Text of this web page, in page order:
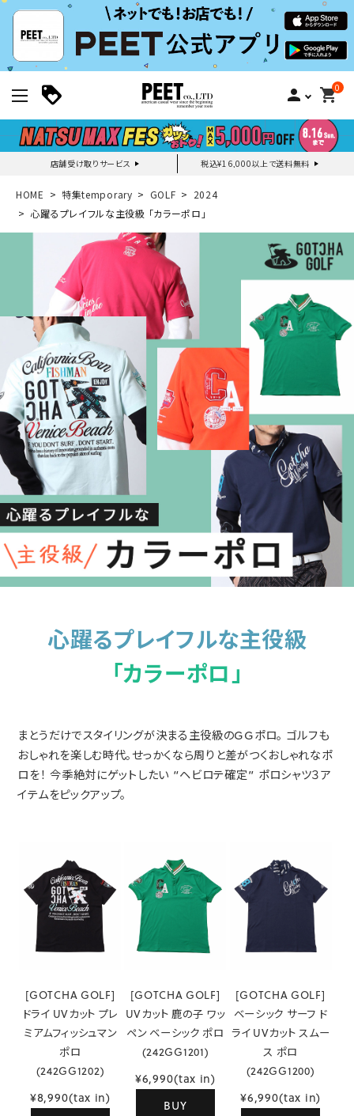
person 0
shopping_cart
店舗受け取りサービス 税込¥16,000以上で送料無料
新規会員登録｜ログイン
ご利用ガイド
詳しい条件から探す
HOME 特集temporary GOLF
2024
心躍るプレイフルな主役級 「カラーポロ」
心躍るプレイフルな主役級
「カラーポロ」
まとうだけでスタイリングが決まる主役級のGGポロ。 ゴルフも
おしゃれを楽しむ時代。せっかくなら周りと差がつくおしゃれなポ
ロを！ 今季絶対にゲットしたい “ヘビロテ確定” ポロシャツ３ア
イテムをピックアップ。
[GOTCHA GOLF]
ドライ UVカット プレ
ミアムフィッシュマン
ポロ
(242GG1202)
¥8,990(tax in)
[GOTCHA GOLF]
UVカット 鹿の子 ワッ
ペン ベーシック ポロ
(242GG1201)
¥6,990(tax in)
BUY
[GOTCHA GOLF]
ベーシック サーフ ド
ライUVカット スムー
ス ポロ
(242GG1200)
¥6,990(tax in)